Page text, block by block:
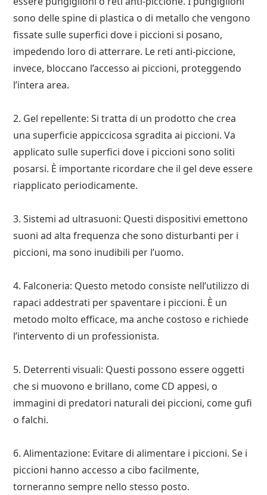
sono delle spine di plastica o di metallo che vengono
fissate sulle superfici dove i piccioni si posano,
impedendo loro di atterrare. Le reti anti-piccione,
invece, bloccano l’accesso ai piccioni, proteggendo
l’intera area.
2. Gel repellente: Si tratta di un prodotto che crea
una superficie appiccicosa sgradita ai piccioni. Va
applicato sulle superfici dove i piccioni sono soliti
posarsi. È importante ricordare che il gel deve essere
riapplicato periodicamente.
3. Sistemi ad ultrasuoni: Questi dispositivi emettono
suoni ad alta frequenza che sono disturbanti per i
piccioni, ma sono inudibili per l’uomo.
4. Falconeria: Questo metodo consiste nell’utilizzo di
rapaci addestrati per spaventare i piccioni. È un
metodo molto efficace, ma anche costoso e richiede
l’intervento di un professionista.
5. Deterrenti visuali: Questi possono essere oggetti
che si muovono e brillano, come CD appesi, o
immagini di predatori naturali dei piccioni, come gufi
o falchi.
6. Alimentazione: Evitare di alimentare i piccioni. Se i
piccioni hanno accesso a cibo facilmente,
torneranno sempre nello stesso posto.